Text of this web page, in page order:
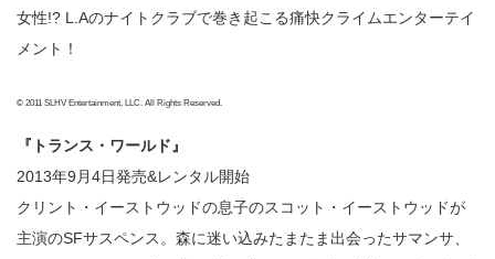
女性!? L.Aのナイトクラブで巻き起こる痛快クライムエンターテイ
メント！
© 2011 SLHV Entertainment, LLC. All Rights Reserved.
『トランス・ワールド』
2013年9月4日発売&レンタル開始
クリント・イーストウッドの息子のスコット・イーストウッドが
主演のSFサスペンス。森に迷い込みたまたま出会ったサマンサ、